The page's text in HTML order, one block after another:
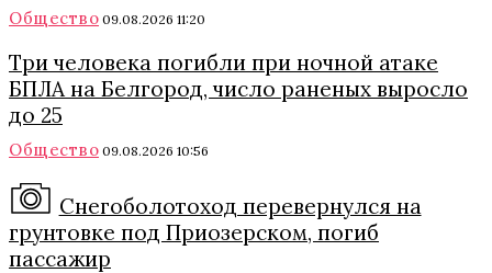
Общество 09.08.2026 11:20
Три человека погибли при ночной атаке
БПЛА на Белгород, число раненых выросло
до 25
Общество 09.08.2026 10:56
Снегоболотоход перевернулся на
грунтовке под Приозерском, погиб
пассажир